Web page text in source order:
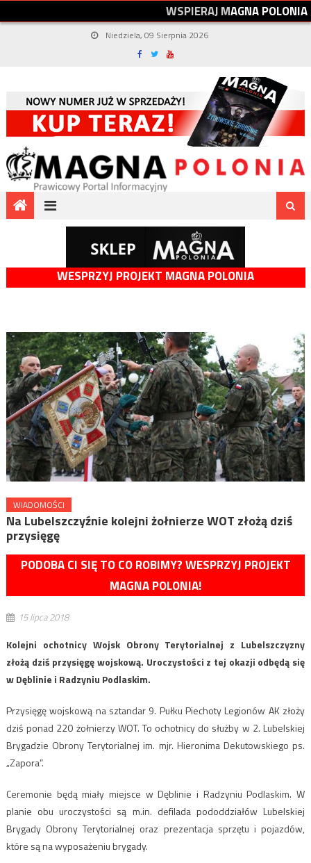
WSPIERAJMAGNAPOLONIA
Niedziela, 09 Sierpnia 2026
WESPRZYJ PROJEKT MAGNA POLONIA
WIADOMOŚCI
Na Lubelszczyźnie kolejni żołnierze WOT złożą dziś
przysięgę
PODOBA CI SIĘ TO CO ROBIMY? WESPRZYJ PROJEKT
MAGNA POLONIA!
15 lipca 2018
Kolejni ochotnicy Wojsk Obrony Terytorialnej z Lubelszczyzny
złożą dziś przysięgę wojskową. Uroczystości z tej okazji odbędą się
w Dęblinie i Radzyniu Podlaskim.
Przysięgę wojskową na sztandar 9. Pułku Piechoty Legionów AK złoży
dziś ponad 220 żołnierzy WOT. To ochotnicy do służby w 2. Lubelskiej
Brygadzie Obrony Terytorialnej im. mjr. Hieronima Dekutowskiego ps.
„Zapora”.
Ceremonie będą miały miejsce w Dęblinie i Radzyniu Podlaskim. W
planie obu uroczystości są m.in. defilada pododdziałów Lubelskiej
Brygady Obrony Terytorialnej oraz prezentacja sprzętu i pojazdów,
które są na wyposażeniu brygady.